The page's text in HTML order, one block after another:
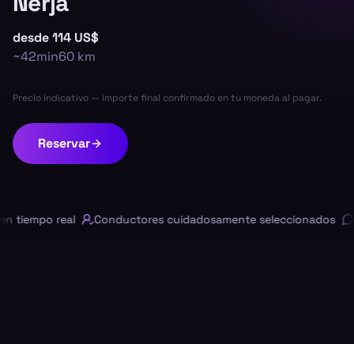
desde114 US$
~42min60 km
Precio indicativo — importe final confirmado en tu moneda al pagar.
Reservar
tiempo real Conductores cuidadosamente seleccionados